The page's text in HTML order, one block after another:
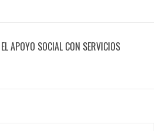
APOYO SOCIAL CON SERVICIOS